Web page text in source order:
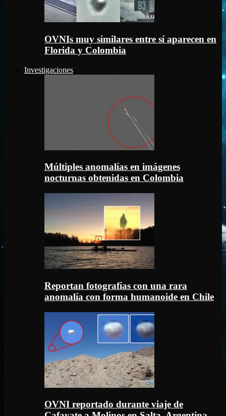
OVNIs muy similares entre sí aparecen en
Florida y Colombia
Investigaciones
Múltiples anomalías en imágenes
nocturnas obtenidas en Colombia
Reportan fotografías con una rara
anomalía con forma humanoide en Chile
OVNI reportado durante viaje de